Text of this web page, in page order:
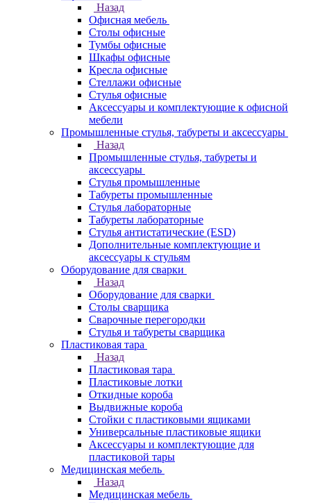
Назад
Офисная мебель
Столы офисные
Тумбы офисные
Шкафы офисные
Кресла офисные
Стеллажи офисные
Стулья офисные
Аксессуары и комплектующие к офисной
мебели
Промышленные стулья, табуреты и аксессуары
Назад
Промышленные стулья, табуреты и
аксессуары
Стулья промышленные
Табуреты промышленные
Стулья лабораторные
Табуреты лабораторные
Стулья антистатические (ESD)
Дополнительные комплектующие и
аксессуары к стульям
Оборудование для сварки
Назад
Оборудование для сварки
Столы сварщика
Сварочные перегородки
Стулья и табуреты сварщика
Пластиковая тара
Назад
Пластиковая тара
Пластиковые лотки
Откидные короба
Выдвижные короба
Стойки с пластиковыми ящиками
Универсальные пластиковые ящики
Аксессуары и комплектующие для
пластиковой тары
Медицинская мебель
Назад
Медицинская мебель